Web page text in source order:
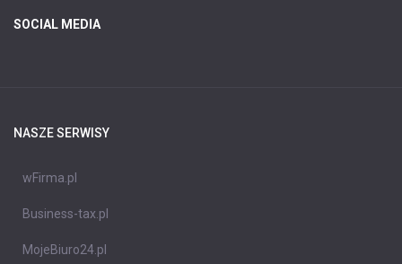
SOCIAL MEDIA
NASZE SERWISY
wFirma.pl
Business-tax.pl
MojeBiuro24.pl